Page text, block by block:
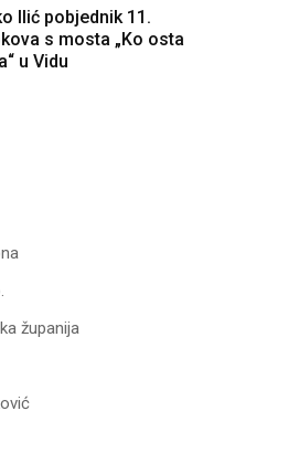
Ilić pobjednik 11.
s mosta „Ko osta
u Vidu
županija